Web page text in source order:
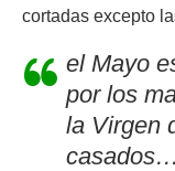
cortadas excepto
el Mayo
por los
la Virgen
casados…